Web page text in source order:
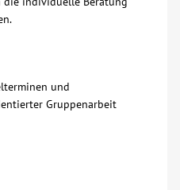
und
Gruppenarbeit